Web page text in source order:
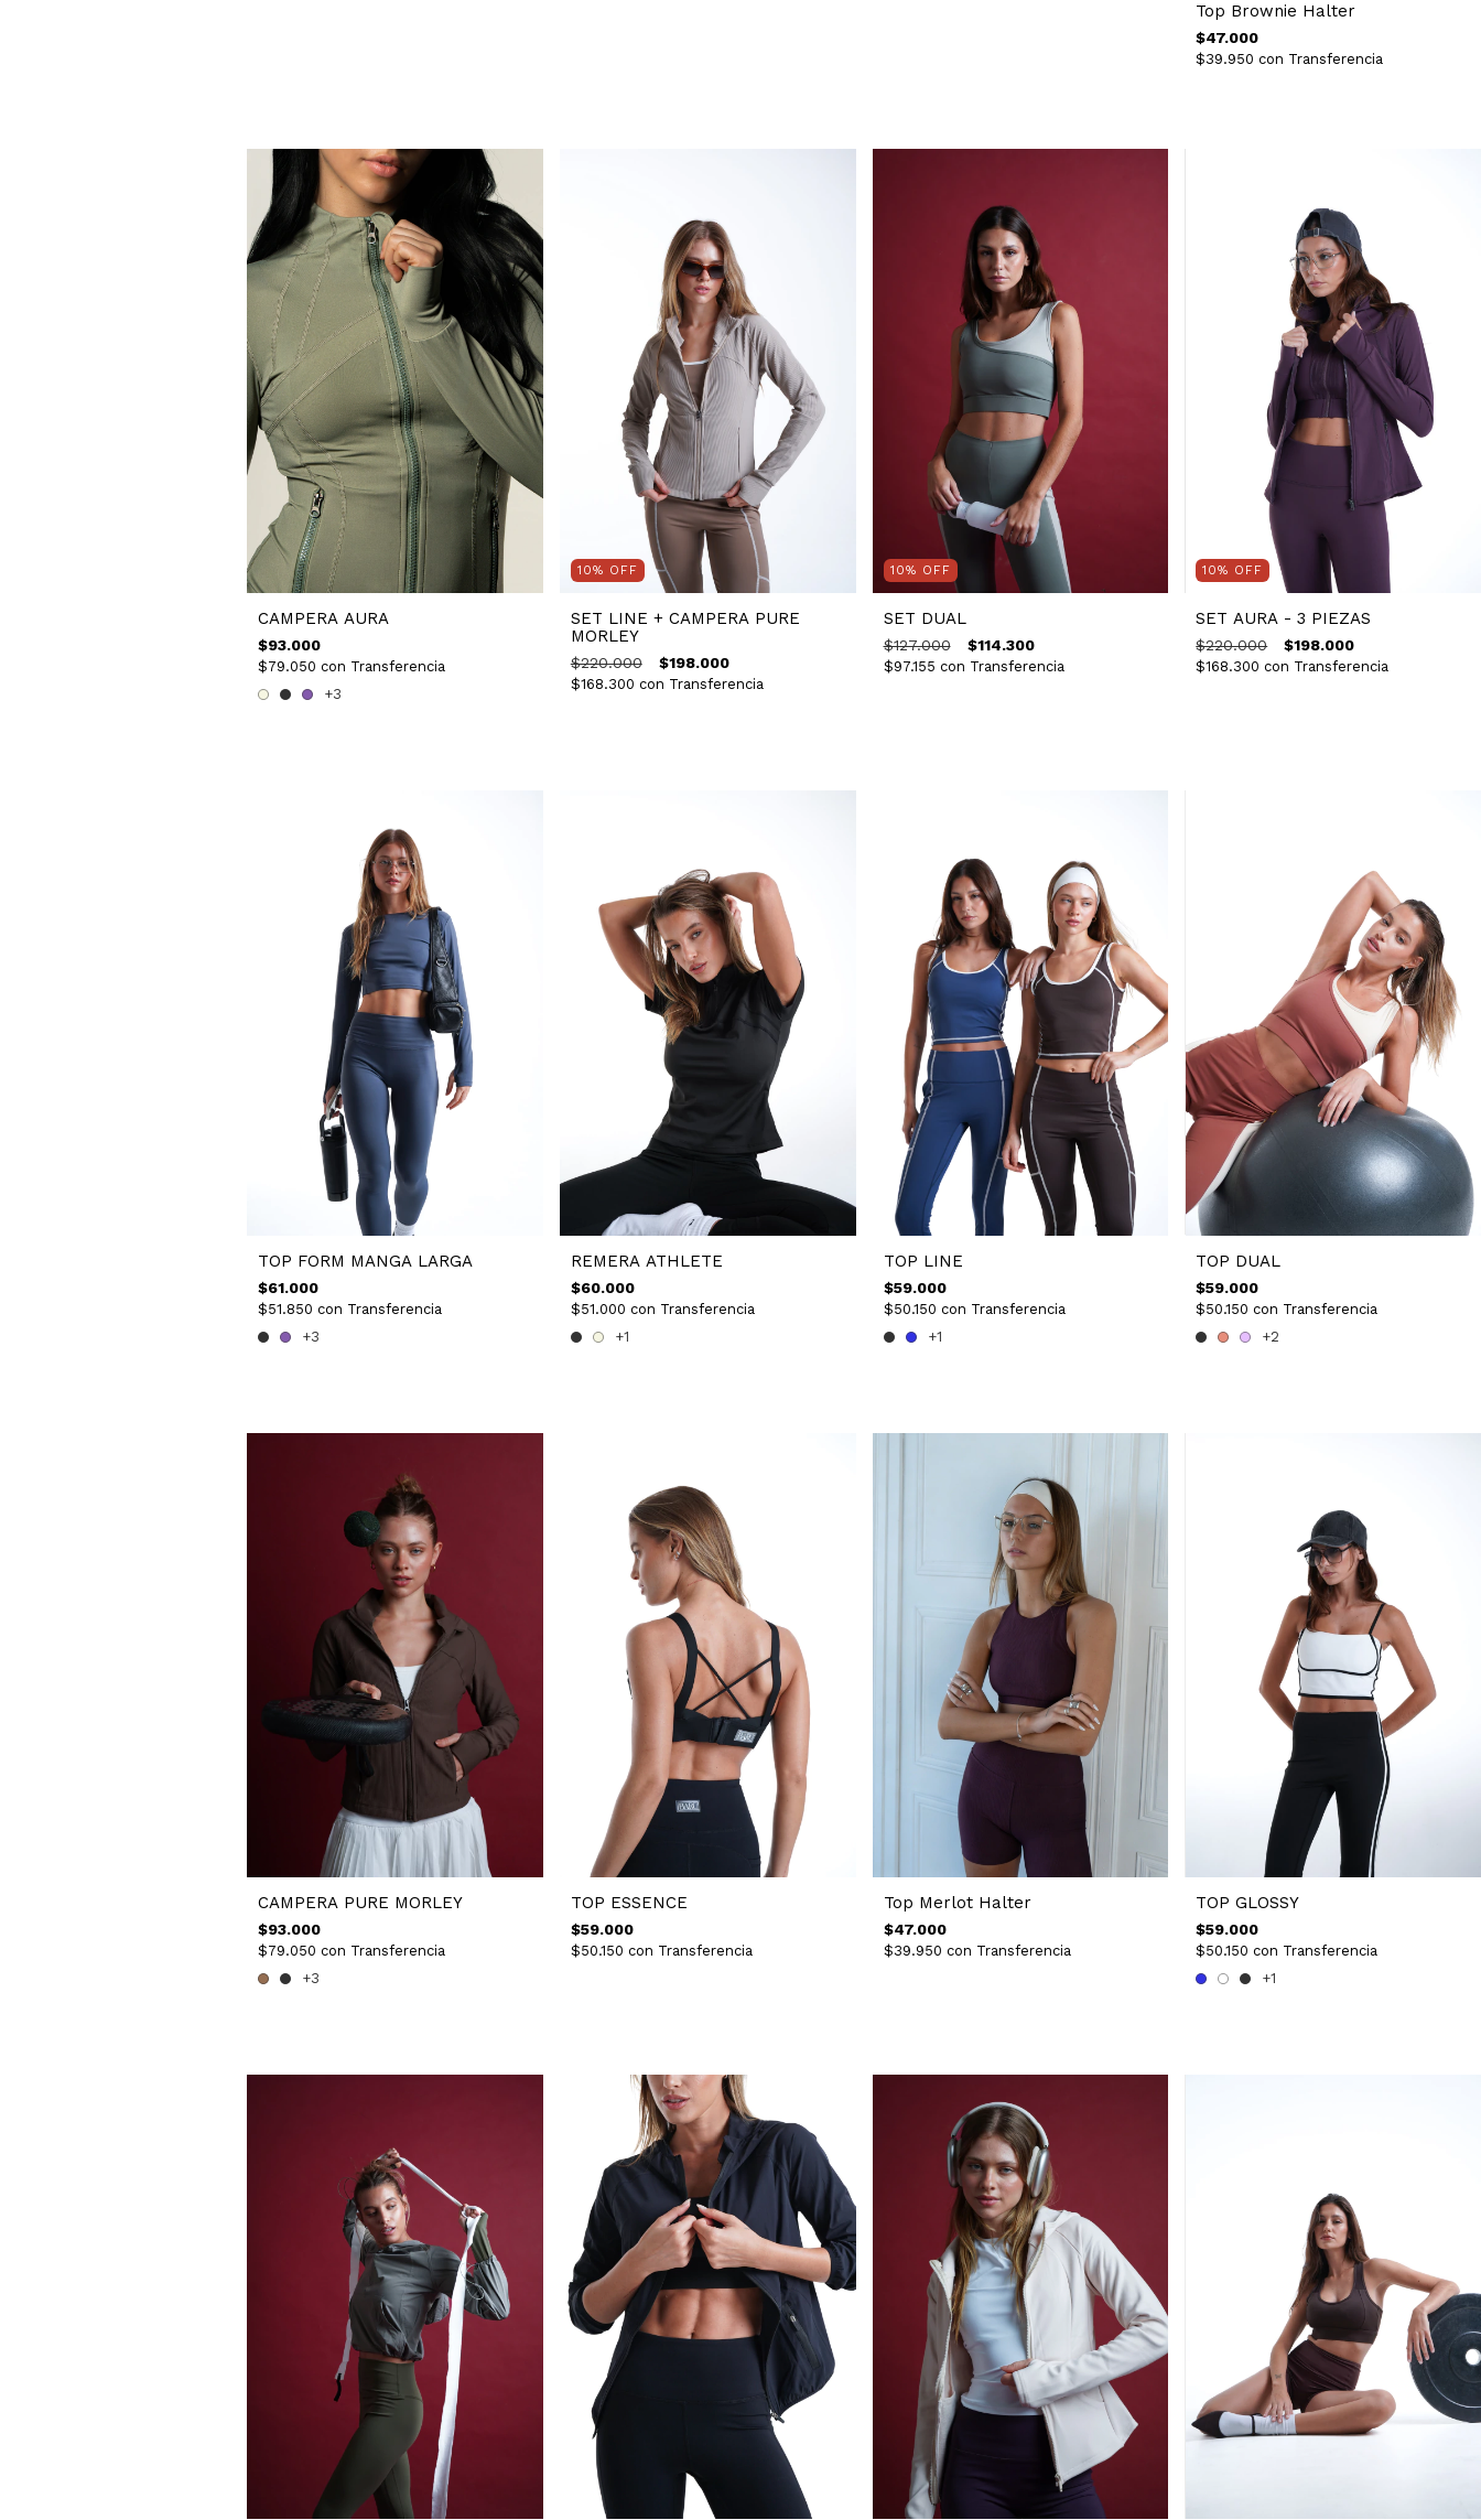
Top Brownie Halter
$47.000
$39.950 con Transferencia
CAMPERA AURA
$93.000
$79.050 con Transferencia
+3
10% OFF
SET LINE + CAMPERA PURE
MORLEY
$220.000 $198.000
$168.300 con Transferencia
10% OFF
SET DUAL
$127.000 $114.300
$97.155 con Transferencia
10% OFF
SET AURA - 3 PIEZAS
$220.000 $198.000
$168.300 con Transferencia
TOP FORM MANGA LARGA
$61.000
$51.850 con Transferencia
+3
REMERA ATHLETE
$60.000
$51.000 con Transferencia
+1
TOP LINE
$59.000
$50.150 con Transferencia
+1
TOP DUAL
$59.000
$50.150 con Transferencia
+2
CAMPERA PURE MORLEY
$93.000
$79.050 con Transferencia
+3
TOP ESSENCE
$59.000
$50.150 con Transferencia
Top Merlot Halter
$47.000
$39.950 con Transferencia
TOP GLOSSY
$59.000
$50.150 con Transferencia
+1